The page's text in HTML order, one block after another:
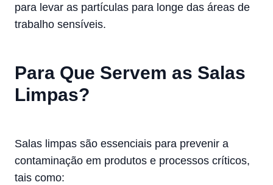
para levar as partículas para longe das áreas de
trabalho sensíveis.
Para Que Servem as Salas
Limpas?
Salas limpas são essenciais para prevenir a
contaminação em produtos e processos críticos,
tais como: